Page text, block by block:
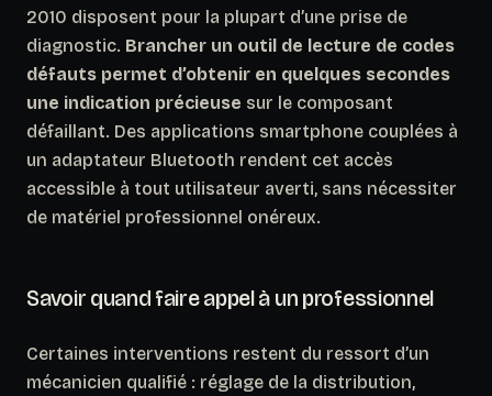
2010 disposent pour la plupart d’une prise de
diagnostic. Brancher un outil de lecture de codes
défauts permet d’obtenir en quelques secondes
une indication précieuse sur le composant
défaillant. Des applications smartphone couplées à
un adaptateur Bluetooth rendent cet accès
accessible à tout utilisateur averti, sans nécessiter
de matériel professionnel onéreux.
Savoir quand faire appel à un professionnel
Certaines interventions restent du ressort d’un
mécanicien qualifié : réglage de la distribution,